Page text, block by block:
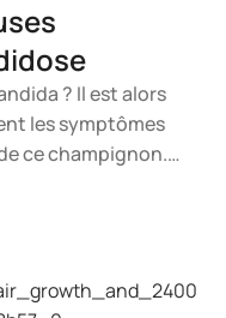
? Il est alors
les symptômes
ce champignon.
ce qu'est le
de
opportun de